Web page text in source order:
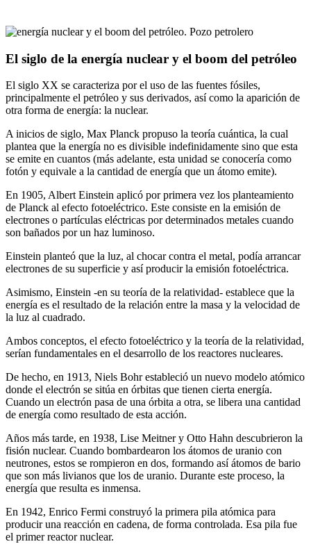
El siglo de la energía nuclear y el boom del petróleo
El siglo XX se caracteriza por el uso de las fuentes fósiles,
principalmente el petróleo y sus derivados, así como la aparición de
otra forma de energía: la nuclear.
A inicios de siglo, Max Planck propuso la teoría cuántica, la cual
plantea que la energía no es divisible indefinidamente sino que esta
se emite en cuantos (más adelante, esta unidad se conocería como
fotón y equivale a la cantidad de energía que un átomo emite).
En 1905, Albert Einstein aplicó por primera vez los planteamiento
de Planck al efecto fotoeléctrico. Este consiste en la emisión de
electrones o partículas eléctricas por determinados metales cuando
son bañados por un haz luminoso.
Einstein planteó que la luz, al chocar contra el metal, podía arrancar
electrones de su superficie y así producir la emisión fotoeléctrica.
Asimismo, Einstein -en su teoría de la relatividad- establece que la
energía es el resultado de la relación entre la masa y la velocidad de
la luz al cuadrado.
Ambos conceptos, el efecto fotoeléctrico y la teoría de la relatividad,
serían fundamentales en el desarrollo de los reactores nucleares.
De hecho, en 1913, Niels Bohr estableció un nuevo modelo atómico
donde el electrón se sitúa en órbitas que tienen cierta energía.
Cuando un electrón pasa de una órbita a otra, se libera una cantidad
de energía como resultado de esta acción.
Años más tarde, en 1938, Lise Meitner y Otto Hahn descubrieron la
fisión nuclear. Cuando bombardearon los átomos de uranio con
neutrones, estos se rompieron en dos, formando así átomos de bario
que son más livianos que los de uranio. Durante este proceso, la
energía que resulta es inmensa.
En 1942, Enrico Fermi construyó la primera pila atómica para
producir una reacción en cadena, de forma controlada. Esa pila fue
el primer reactor nuclear.